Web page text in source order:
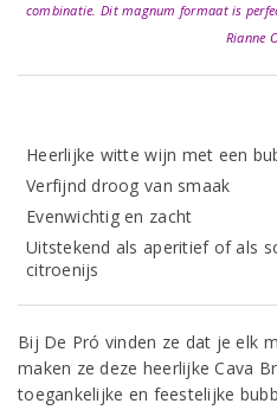
combinatie. Dit magnum formaat is
Rianne
Heerlijke witte wijn met een
Verfijnd droog van smaak
Evenwichtig en zacht
Uitstekend als aperitief of als
citroenijs
Bij De Pró vinden ze dat je elk
maken ze deze heerlijke Cava
toegankelijke en feestelijke